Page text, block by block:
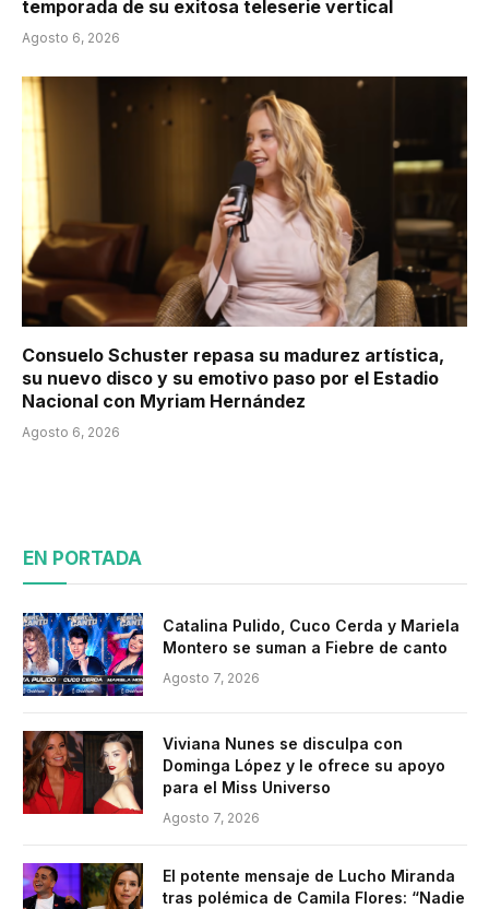
temporada de su exitosa teleserie vertical
Agosto 6, 2026
Consuelo Schuster repasa su madurez artística,
su nuevo disco y su emotivo paso por el Estadio
Nacional con Myriam Hernández
Agosto 6, 2026
EN PORTADA
Catalina Pulido, Cuco Cerda y Mariela
Montero se suman a Fiebre de canto
Agosto 7, 2026
Viviana Nunes se disculpa con
Dominga López y le ofrece su apoyo
para el Miss Universo
Agosto 7, 2026
El potente mensaje de Lucho Miranda
tras polémica de Camila Flores: “Nadie